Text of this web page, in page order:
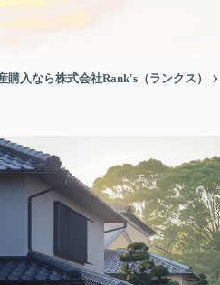
購入なら株式会社Rank's（ランクス）